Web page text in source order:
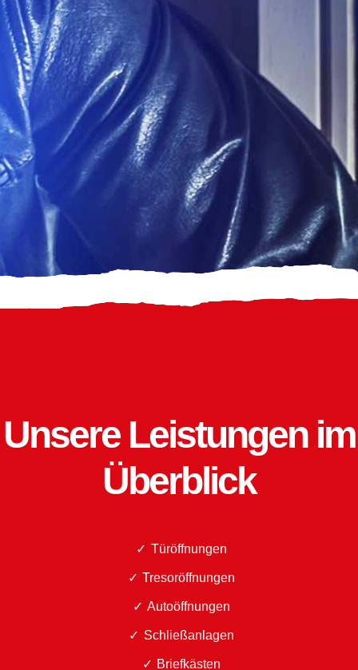
Unsere Leistungen im
Überblick
Türöffnungen
Tresoröffnungen
Autoöffnungen
Schließanlagen
Briefkästen